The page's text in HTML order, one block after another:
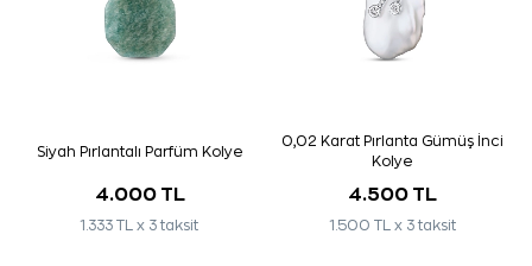
Siyah Pırlantalı Parfüm Kolye
4.000 TL
1.333 TL x 3 taksit
0,02 Karat Pırlanta Gümüş İnci
Kolye
4.500 TL
1.500 TL x 3 taksit